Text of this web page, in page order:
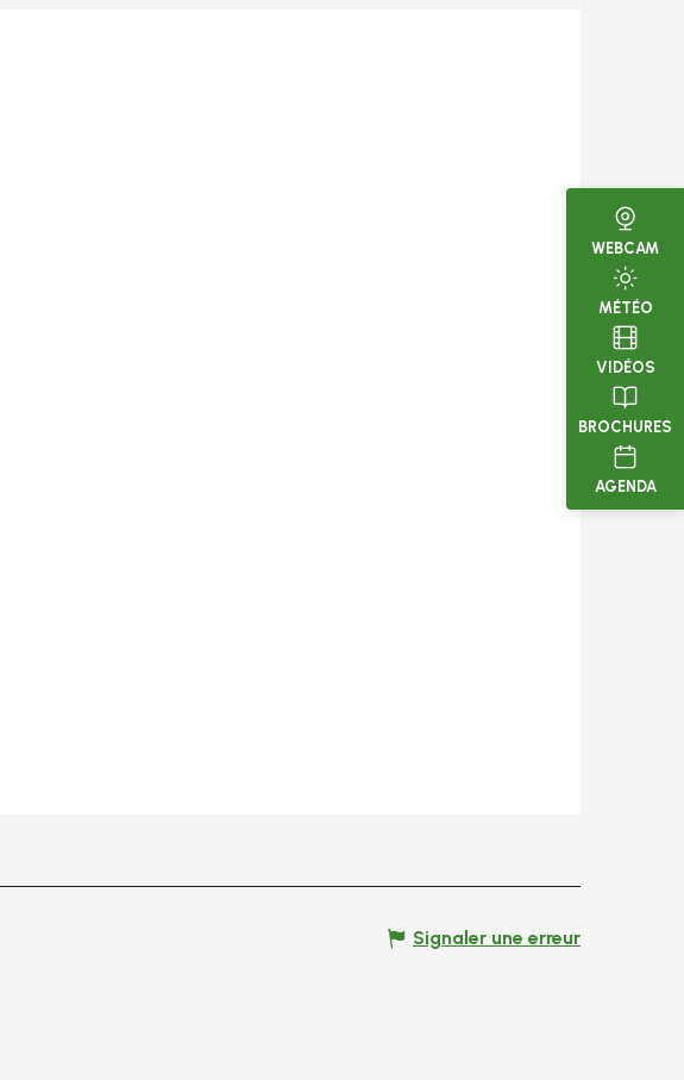
WEBCAM
MÉTÉO
VIDÉOS
BROCHURES
AGENDA
Signaler une erreur